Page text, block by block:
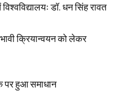
डॉ. धन सिंह रावत
क्रियान्वयन को लेकर
पर हुआ समाधान